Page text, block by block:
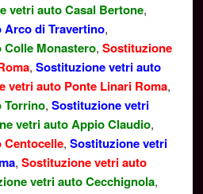
vetri auto Casal Bertone,
di Travertino,
Monastero, Sostituzione
, Sostituzione vetri auto
vetri auto Ponte Linari Roma,
Torrino, Sostituzione vetri
vetri auto Appio Claudio,
, Sostituzione vetri
, Sostituzione vetri auto
vetri auto Cecchignola,